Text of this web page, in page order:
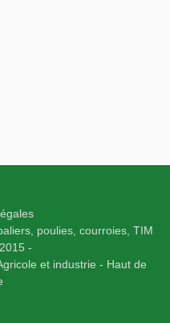
poulies, courroies, TIM
-
et industrie - Haut de